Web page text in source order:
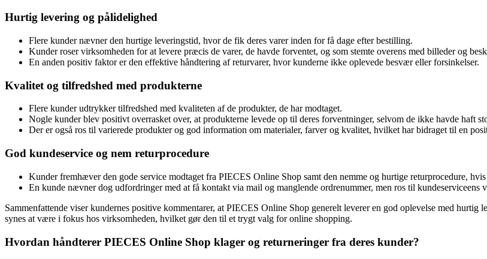
Hurtig levering og pålidelighed
Flere kunder nævner den hurtige leveringstid, hvor de fik deres varer inden for få dage efter bestilling.
Kunder roser virksomheden for at levere præcis de varer, de havde forventet, og som stemte overens med billeder og
En anden positiv faktor er den effektive håndtering af returvarer, hvor kunderne ikke oplevede besvær eller forsinkelser.
Kvalitet og tilfredshed med produkterne
Flere kunder udtrykker tilfredshed med kvaliteten af de produkter, de har modtaget.
Nogle kunder blev positivt overrasket over, at produkterne levede op til deres forventninger, selvom de ikke havde haft
Der er også ros til varierede produkter og god information om materialer, farver og kvalitet, hvilket har bidraget til en
God kundeservice og nem returprocedure
Kunder fremhæver den gode service modtaget fra PIECES Online Shop samt den nemme og hurtige returprocedure,
En kunde nævner dog udfordringer med at få kontakt via mail og manglende ordrenummer, men ros til kundeserviceens
Sammenfattende viser kundernes positive kommentarer, at PIECES Online Shop generelt leverer en god oplevelse med
synes at være i fokus hos virksomheden, hvilket gør den til et trygt valg for online shopping.
Hvordan håndterer PIECES Online Shop klager og returneringer fra deres kunder?